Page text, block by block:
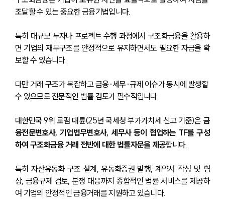
조달할 수 있는 중요한 금융기법입니다.
특히 대규모 투자나 프로젝트 수행 과정에서 구조화금융을 활용하
면 기업의 재무구조를 안정적으로 유지하면서도 필요한 자금을 확
보할 수 있습니다.
다만 거래 구조가 복잡하고 금융·세무·규제 이슈가 동시에 발생할
수 있으므로 전문적인 법률 검토가 필수적입니다.
대한민국 9위 로펌 대륜(25년 국세청 부가가치세 신고 기준)은 금
융전문변호사, 기업법무변호사, 세무사 등이 협업하는 TF를 구성
하여 구조화금융 거래 전반에 대한 법률자문을 제공합니다.
특히 자산유동화 구조 설계, 유동화증권 발행, 계약서 작성 및 협
상, 금융규제 검토, 분쟁 대응까지 종합적인 법률 서비스를 제공하
여 기업의 안정적인 금융거래를 지원하고 있습니다.